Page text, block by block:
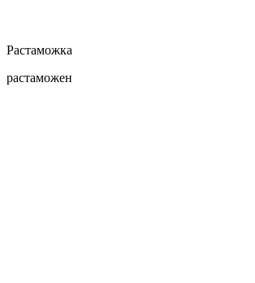
Растаможка
растаможен